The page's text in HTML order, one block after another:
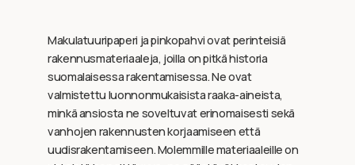
Makulatuuripaperi ja pinkopahvi ovat perinteisiä
rakennusmateriaaleja, joilla on pitkä historia
suomalaisessa rakentamisessa. Ne ovat
valmistettu luonnonmukaisista raaka-aineista,
minkä ansiosta ne soveltuvat erinomaisesti sekä
vanhojen rakennusten korjaamiseen että
uudisrakentamiseen. Molemmille materiaaleille on